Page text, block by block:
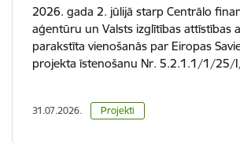
2026. gada 2. jūlijā starp Centrālo
aģentūru un Valsts izglītības attīstības
parakstīta vienošanās par Eiropas
projekta īstenošanu Nr. 5.2.1.1/1/
31.07.2026. Projekti